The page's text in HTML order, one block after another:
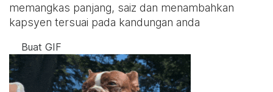
memangkas panjang, saiz dan menambahkan
kapsyen tersuai pada kandungan anda
Buat GIF